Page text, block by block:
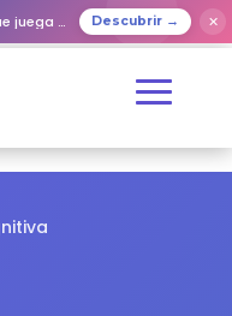
queridos Descubrir → ✕